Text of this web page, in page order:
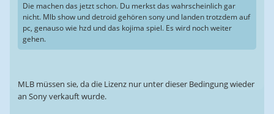
Die machen das jetzt schon. Du merkst das wahrscheinlich gar
nicht. Mlb show und detroid gehören sony und landen trotzdem auf
pc, genauso wie hzd und das kojima spiel. Es wird noch weiter
gehen.
MLB müssen sie, da die Lizenz nur unter dieser Bedingung wieder
an Sony verkauft wurde.